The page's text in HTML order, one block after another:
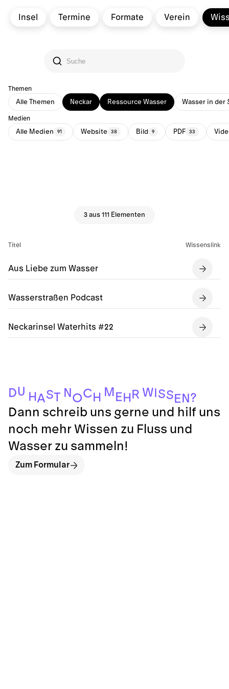
Insel Termine Formate Verein
Themen
Alle Themen Neckar Ressource Wasser Wasser in der
Medien
Alle Medien 91 Website 38 Bild 9 PDF 33
3 aus 111 Elementen
Titel Wissenslink
Aus Liebe zum Wasser
Wasserstraßen Podcast
Neckarinsel Waterhits #22
DU H AST N OC H M E H R W SSE N ?
Dann schreib uns gerne und hilf uns
noch mehr Wissen zu Fluss und
Wasser zu sammeln!
Zum Formular